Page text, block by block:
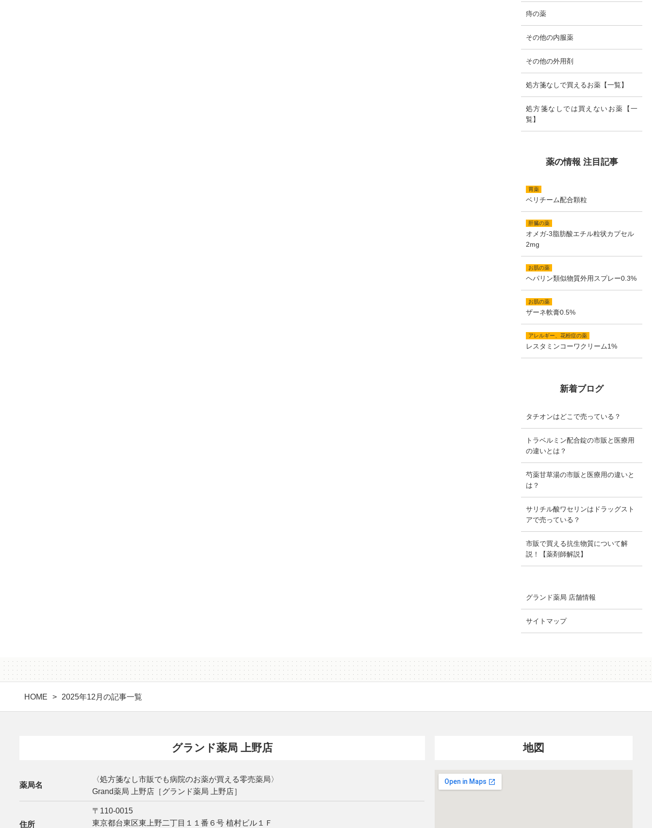
HOME 2025年12月の記事一覧
痔の薬
その他の内服薬
その他の外用剤
処方箋なしで買えるお薬【一覧】
処方箋なしでは買えないお薬【一
覧】
薬の情報 注目記事
胃薬
ベリチーム配合顆粒
肝臓の薬
オメガ-3脂肪酸エチル粒状カプセル
2mg
お肌の薬
ヘパリン類似物質外用スプレー0.3%
お肌の薬
ザーネ軟膏0.5%
アレルギー、花粉症の薬
レスタミンコーワクリーム1%
新着ブログ
タチオンはどこで売っている？
トラベルミン配合錠の市販と医療用
の違いとは？
芍薬甘草湯の市販と医療用の違いと
は？
サリチル酸ワセリンはドラッグスト
アで売っている？
市販で買える抗生物質について解
説！【薬剤師解説】
グランド薬局 店舗情報
サイトマップ
グランド薬局 上野店
薬局名
〈処方箋なし市販でも病院のお薬が買える零売薬局〉
Grand薬局 上野店［グランド薬局 上野店］
住所
〒110-0015
東京都台東区東上野二丁目１１番６号 植村ビル１Ｆ
地図